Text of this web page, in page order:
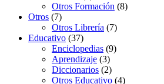
Otros Formación (8)
Otros (7)
Otros Librería (7)
Educativo (37)
Enciclopedias (9)
Aprendizaje (3)
Diccionarios (2)
Otros Educativo (4)